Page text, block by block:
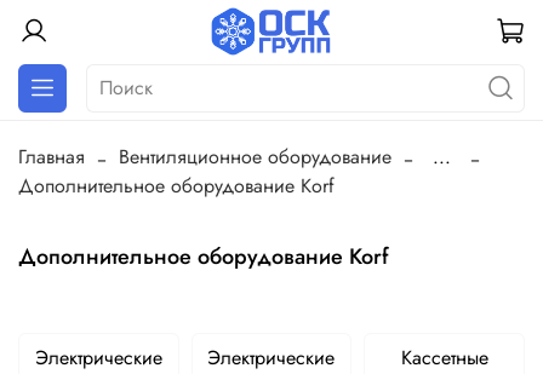
Главная Вентиляционное оборудование
...
Дополнительное оборудование Korf
Дополнительное оборудование Korf
Электрические
Электрические
Кассетные